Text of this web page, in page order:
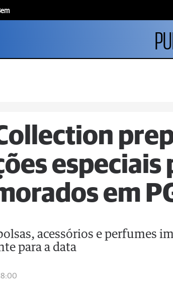
especiais
em
acessórios e perfumes
para a data